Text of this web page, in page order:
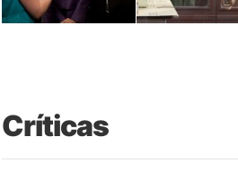
Críticas